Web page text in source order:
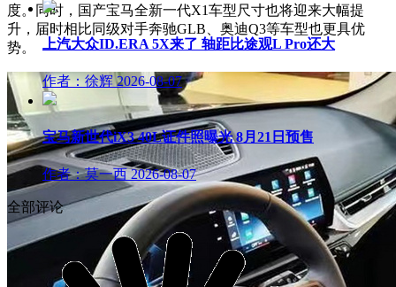
度。同时，国产宝马全新一代X1车型尺寸也将迎来大幅提
升，届时相比同级对手奔驰GLB、奥迪Q3等车型也更具优
势。
上汽大众ID.ERA 5X来了 轴距比途观L Pro还大
作者：徐辉 2026-08-07
宝马新世代iX3 40L证件照曝光 8月21日预售
作者：莫一西 2026-08-07
全部评论